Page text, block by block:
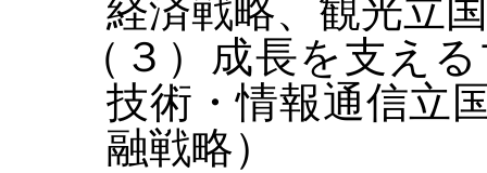
経済戦略、観光立
（３）成長を支え
技術・情報通信立
融戦略）